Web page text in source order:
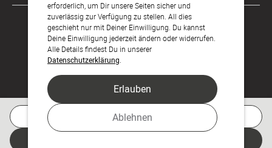
erforderlich, um Dir unsere Seiten sicher und
zuverlässig zur Verfügung zu stellen. All dies
geschieht nur mit Deiner Einwilligung. Du kannst
Deine Einwilligung jederzeit ändern oder widerrufen.
Alle Details findest Du in unserer
Datenschutzerklärung
Ablehnen
Erlauben
Kostenlose Musterkarte
LLM's
Feier den Moment.